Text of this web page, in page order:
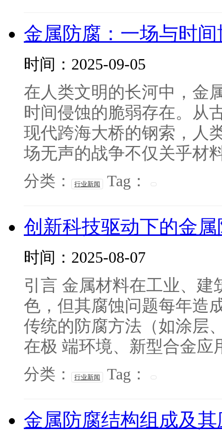
金属防腐：一场与时
时间：2025-09-05
在人类文明的长河中，金
时间侵蚀的脆弱存在。从
现代跨海大桥的钢索，人
场无声的战争不仅关乎材
分类： 行业新闻 Tag：
创新科技驱动下的金
时间：2025-08-07
引言 金属材料在工业、
色，但其腐蚀问题每年造
传统的防腐方法（如涂层
在极 端环境、新型合金应
分类： 行业新闻 Tag：
金属防腐结构组成及